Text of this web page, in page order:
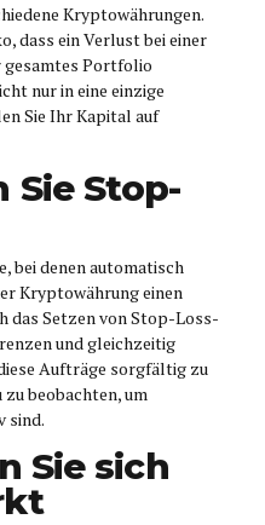
Kryptowährungen.
dass ein Verlust bei einer
Portfolio
nur in eine einzige
Sie Ihr Kapital auf
Sie Stop-
bei denen automatisch
Kryptowährung einen
das Setzen von Stop-Loss-
und gleichzeitig
Aufträge sorgfältig zu
beobachten, um
sind.
Sie sich